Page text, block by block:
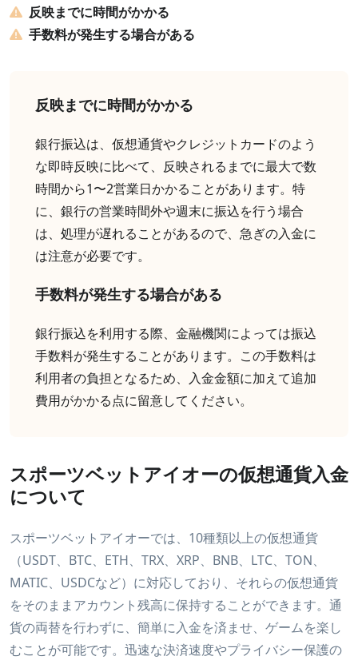
反映までに時間がかかる
手数料が発生する場合がある
反映までに時間がかかる
銀行振込は、仮想通貨やクレジットカードのよう
な即時反映に比べて、反映されるまでに最大で数
時間から1〜2営業日かかることがあります。特
に、銀行の営業時間外や週末に振込を行う場合
は、処理が遅れることがあるので、急ぎの入金に
は注意が必要です。
手数料が発生する場合がある
銀行振込を利用する際、金融機関によっては振込
手数料が発生することがあります。この手数料は
利用者の負担となるため、入金金額に加えて追加
費用がかかる点に留意してください。
スポーツベットアイオーの仮想通貨入金
について
スポーツベットアイオーでは、10種類以上の仮想通貨
（USDT、BTC、ETH、TRX、XRP、BNB、LTC、TON、
MATIC、USDCなど）に対応しており、それらの仮想通貨
をそのままアカウント残高に保持することができます。通
貨の両替を行わずに、簡単に入金を済ませ、ゲームを楽し
むことが可能です。迅速な決済速度やプライバシー保護の